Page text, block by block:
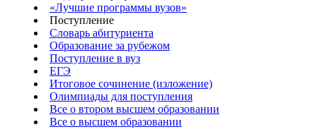
«Лучшие программы вузов»
Поступление
Словарь абитуриента
Образование за рубежом
Поступление в вуз
ЕГЭ
Итоговое сочинение (изложение)
Олимпиады для поступления
Все о втором высшем образовании
Все о высшем образовании